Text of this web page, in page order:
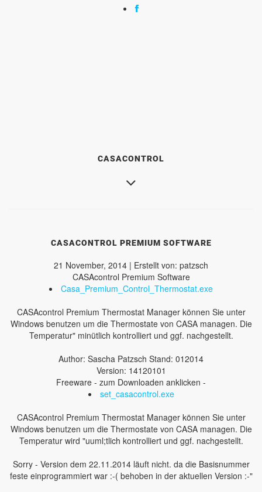
CASACONTROL
CASACONTROL PREMIUM SOFTWARE
21 November, 2014 | Erstellt von: patzsch
CASAcontrol Premium Software
Casa_Premium_Control_Thermostat.exe
CASAcontrol Premium Thermostat Manager können Sie unter
Windows benutzen um die Thermostate von CASA managen. Die
Temperatur" minütlich kontrolliert und ggf. nachgestellt.
Author: Sascha Patzsch Stand: 012014
Version: 14120101
Freeware - zum Downloaden anklicken -
set_casacontrol.exe
CASAcontrol Premium Thermostat Manager können Sie unter
Windows benutzen um die Thermostate von CASA managen. Die
Temperatur wird "uuml;tlich kontrolliert und ggf. nachgestellt.
Sorry - Version dem 22.11.2014 läuft nicht. da die Basisnummer
feste einprogrammiert war :-( behoben in der aktuellen Version :-"